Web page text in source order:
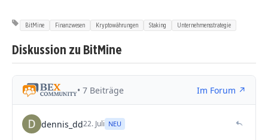
BitMine Finanzwesen Kryptowährungen Staking Unternehmensstrategie
Diskussion zu BitMine